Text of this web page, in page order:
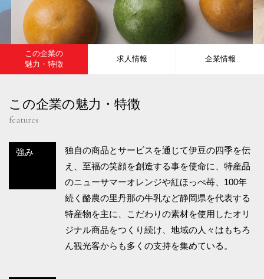
この企業の
魅力・特徴
求人情報 企業情報
この企業の魅力・特徴
features
強み
独自の商品とサービスを通じて伊豆の四季を伝
え、至福の笑顔を創造する事を使命に、特産品
のニューサマーオレンジや紅ほっぺ苺、100年
続く酪農の里丹那の牛乳など静岡県を代表する
特産物を主に、こだわりの素材を使用したオリ
ジナル商品をつくり続け、地域の人々はもちろ
ん観光客からも多くの支持を集めている。